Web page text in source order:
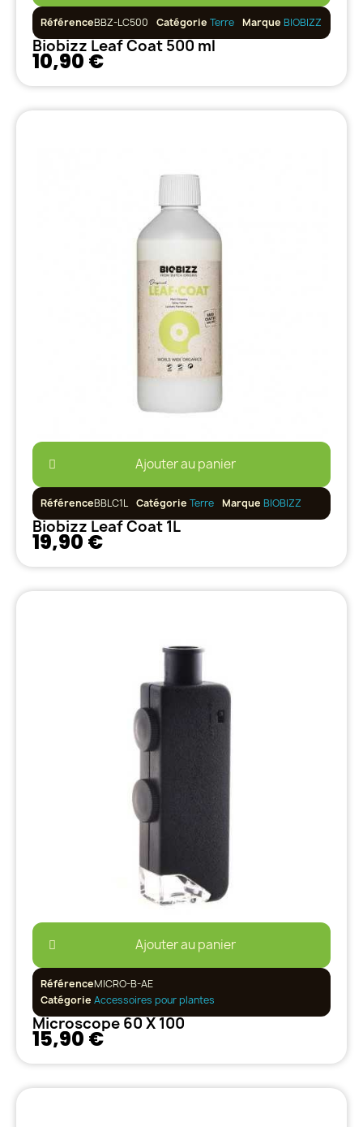
RéférenceBBZ-LC500 Catégorie Terre Marque BIOBIZZ
Biobizz Leaf Coat 500 ml
10,90 €
Ajouter au panier
RéférenceBBLC1L Catégorie Terre Marque BIOBIZZ
Biobizz Leaf Coat 1L
19,90 €
Ajouter au panier
RéférenceMICRO-B-AE
Catégorie Accessoires pour plantes
Microscope 60 X 100
15,90 €